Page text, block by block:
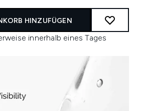
HINZUFÜGEN
innerhalb eines Tages